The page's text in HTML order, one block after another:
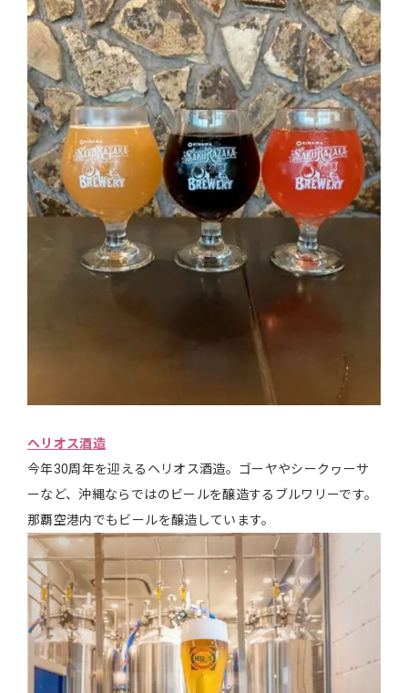
ヘリオス酒造
今年30周年を迎えるヘリオス酒造。ゴーヤやシークヮーサ
ーなど、沖縄ならではのビールを醸造するブルワリーです。
那覇空港内でもビールを醸造しています。